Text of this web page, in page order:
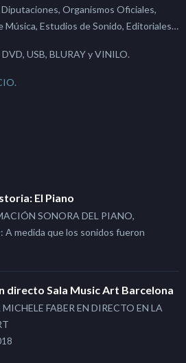
Organismos Oficiales,
Música, Estudios de Sonido, Editoriales…
USB, BLURAY y VINILO.
El Piano
SONORA DEL PIANO,
A medida que los sonidos fueron
directo Sala Music Art Barcelona
FABER EN DIRECTO EN LA